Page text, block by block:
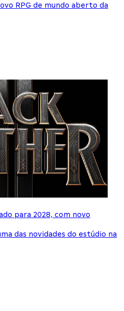
RPG de mundo aberto da
para 2028, com novo
das novidades do estúdio na